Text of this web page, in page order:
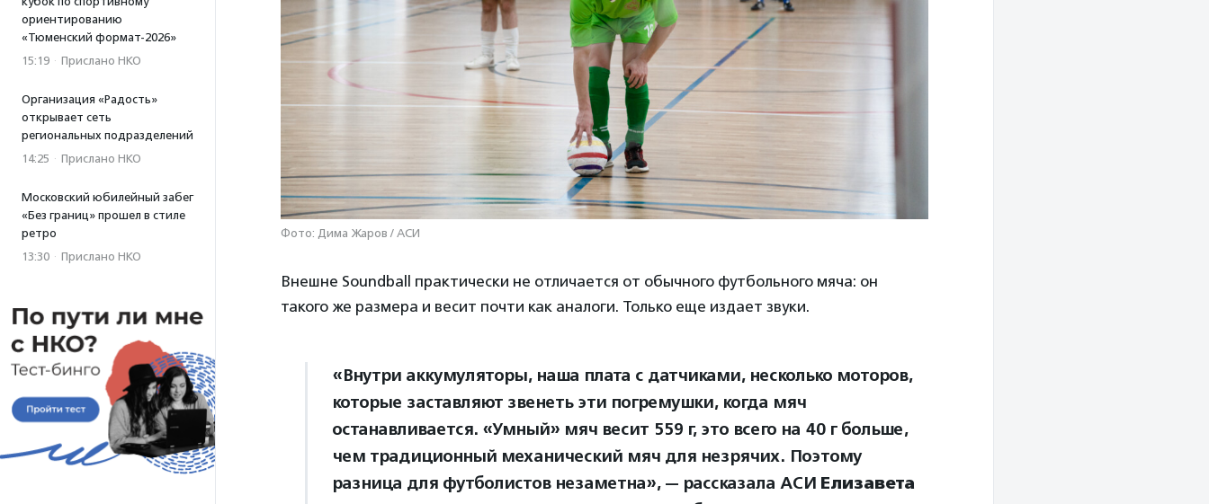
ориентированию
«Тюменский формат-2026»
15:19 · Прислано НКО
Организация «Радость»
открывает сеть
региональных подразделений
14:25 · Прислано НКО
Московский юбилейный забег
«Без границ» прошел в стиле
ретро
13:30 · Прислано НКО
Фото: Дима Жаров / АСИ
Внешне Soundball практически не отличается от обычного футбольного мяча: он
такого же размера и весит почти как аналоги. Только еще издает звуки.
«Внутри аккумуляторы, наша плата с датчиками, несколько моторов,
которые заставляют звенеть эти погремушки, когда мяч
останавливается. «Умный» мяч весит 559 г, это всего на 40 г больше,
чем традиционный механический мяч для незрячих. Поэтому
разница для футболистов незаметна», — рассказала АСИ Елизавета